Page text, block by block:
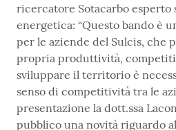
ricercatore Sotacarbo
energetica: “Questo bando è
per le aziende del Sulcis, che
propria produttività,
sviluppare il territorio è
senso di competitività tra le
presentazione la dott.ssa
pubblico una novità riguardo